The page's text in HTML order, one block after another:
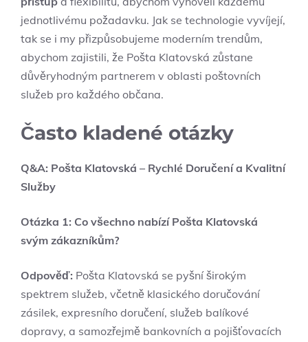
jednotlivému požadavku. Jak se technologie vyvíjejí,
tak se i my přizpůsobujeme moderním trendům,
abychom zajistili, že Pošta Klatovská zůstane
důvěryhodným partnerem v oblasti poštovních
služeb pro každého občana.
Často kladené otázky
Q&A: Pošta Klatovská – Rychlé Doručení a Kvalitní
Služby
Otázka 1: Co všechno nabízí Pošta Klatovská
svým zákazníkům?
Odpověď: Pošta Klatovská se pyšní širokým
spektrem služeb, včetně klasického doručování
zásilek, expresního doručení, služeb balíkové
dopravy, a samozřejmě bankovních a pojišťovacích